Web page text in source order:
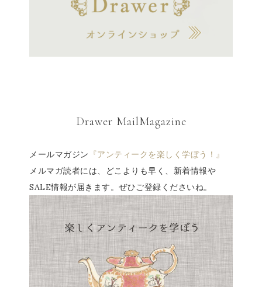
Drawer MailMagazine
メールマガジン 『アンティークを楽しく学ぼう！』
メルマガ読者には、どこよりも早く、新着情報や
SALE情報が届きます。ぜひご登録くださいね。